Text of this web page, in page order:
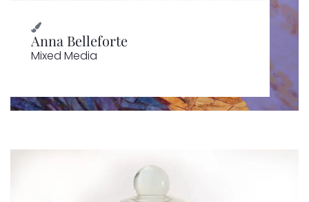
Anna Belleforte
Mixed Media